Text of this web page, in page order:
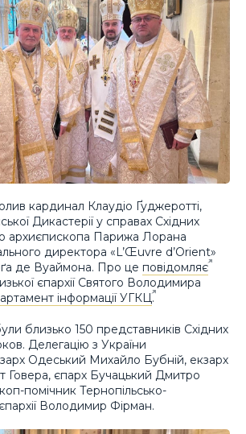
кардинал Клаудіо Ґуджеротті,
Дикастерії у справах Східних
архиєпископа Парижа Лорана
директора «L’Œuvre d’Orient»
де Вуаймона. Про це повідомляє
єпархії Святого Володимира
інформації УГКЦ.
близько 150 представників Східних
Делегацію з України
Одеський Михайло Бубній, екзарх
Говера, єпарх Бучацький Дмитро
помічник Тернопільсько-
Володимир Фірман.